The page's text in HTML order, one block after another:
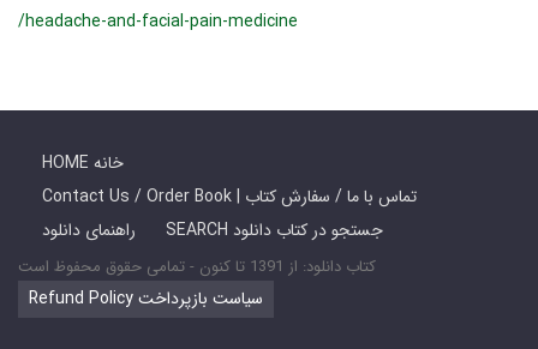
/headache-and-facial-pain-medicine
HOME خانه
Contact Us / Order Book | تماس با ما / سفارش کتاب
راهنمای دانلود
SEARCH جستجو در کتاب دانلود
کتاب دانلود: از 1391 تا کنون - تمامی حقوق محفوظ است
Refund Policy سیاست بازپرداخت